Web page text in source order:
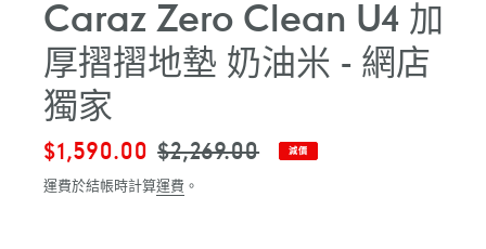
Caraz Zero Clean U4 加
厚摺摺地墊 奶油米 - 網店
獨家
售
價
$1,590.00 定
價
$2,269.00 減價
運費於結帳時計算運費 。